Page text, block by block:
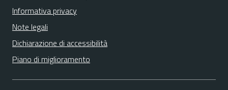
Informativa privacy
Note legali
Dichiarazione di accessibilità
Piano di miglioramento